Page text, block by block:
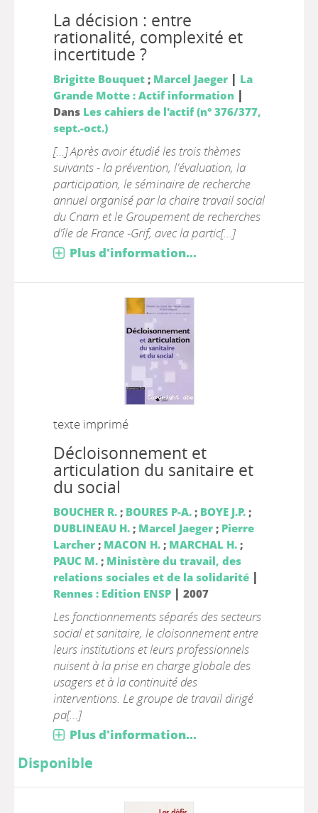
La décision : entre
rationalité, complexité et
incertitude ?
Brigitte Bouquet; Marcel Jaeger | La
Grande Motte : Actif information |
Dans Les cahiers de l'actif (n° 376/377,
sept.-oct.)
[…] Après avoir étudié les trois thèmes
suivants - la prévention, l'évaluation, la
participation, le séminaire de recherche
annuel organisé par la chaire travail social
du Cnam et le Groupement de recherches
d'île de France -Grif, avec la partic[...]
Plus d'information...
texte imprimé
Décloisonnement et
articulation du sanitaire et
du social
BOUCHER R.; BOURES P-A.; BOYE J.P.;
DUBLINEAU H.; Marcel Jaeger; Pierre
Larcher; MACON H.; MARCHAL H.;
PAUC M.; Ministère du travail, des
relations sociales et de la solidarité |
Rennes : Edition ENSP| 2007
Les fonctionnements séparés des secteurs
social et sanitaire, le cloisonnement entre
leurs institutions et leurs professionnels
nuisent à la prise en charge globale des
usagers et à la continuité des
interventions. Le groupe de travail dirigé
pa[...]
Plus d'information...
Disponible